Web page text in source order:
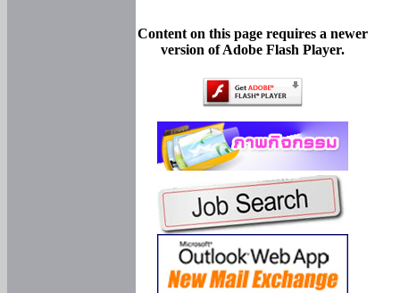
Content on this page requires a newer
version of Adobe Flash Player.